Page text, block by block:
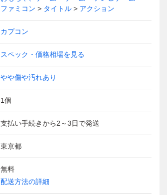
ファミコン
タイトル アクション
カプコン
スペック・価格相場を見る
やや傷や汚れあり
1個
支払い手続きから2～3日で発送
東京都
無料
配送方法の詳細